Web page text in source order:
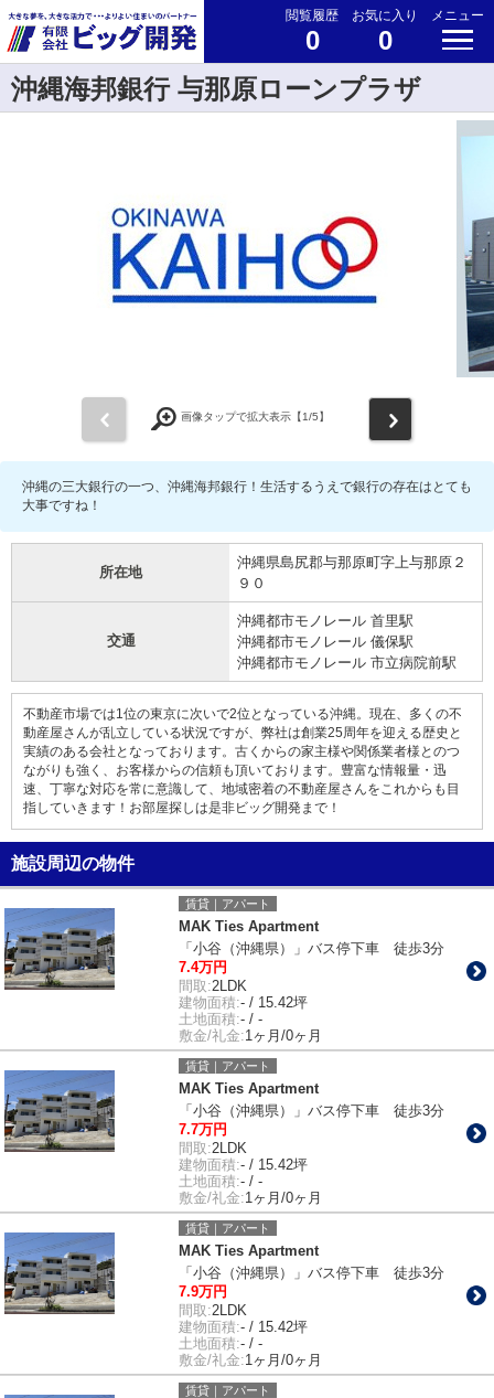
閲覧履歴
0
お気に入り
0
メニュー
沖縄海邦銀行 与那原ローンプラザ
画像タップで拡大表示【1/5】
沖縄の三大銀行の一つ、沖縄海邦銀行！生活するうえで銀行の存在はとても
大事ですね！
所在地
沖縄県島尻郡与那原町字上与那原２
９０
交通
沖縄都市モノレール 首里駅
沖縄都市モノレール 儀保駅
沖縄都市モノレール 市立病院前駅
不動産市場では1位の東京に次いで2位となっている沖縄。現在、多くの不
動産屋さんが乱立している状況ですが、弊社は創業25周年を迎える歴史と
実績のある会社となっております。古くからの家主様や関係業者様とのつ
ながりも強く、お客様からの信頼も頂いております。豊富な情報量・迅
速、丁寧な対応を常に意識して、地域密着の不動産屋さんをこれからも目
指していきます！お部屋探しは是非ビッグ開発まで！
施設周辺の物件
賃貸｜アパート
MAK Ties Apartment
「小谷（沖縄県）」バス停下車 徒歩3分
7.4万円
間取:2LDK
建物面積:- / 15.42坪
土地面積:- / -
敷金/礼金:1ヶ月/0ヶ月
賃貸｜アパート
MAK Ties Apartment
「小谷（沖縄県）」バス停下車 徒歩3分
7.7万円
間取:2LDK
建物面積:- / 15.42坪
土地面積:- / -
敷金/礼金:1ヶ月/0ヶ月
賃貸｜アパート
MAK Ties Apartment
「小谷（沖縄県）」バス停下車 徒歩3分
7.9万円
間取:2LDK
建物面積:- / 15.42坪
土地面積:- / -
敷金/礼金:1ヶ月/0ヶ月
賃貸｜アパート